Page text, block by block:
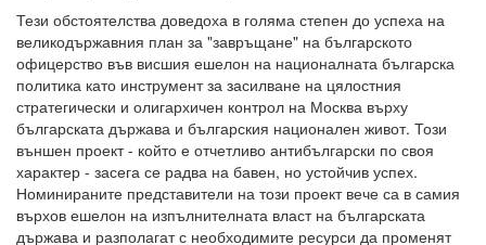
Тези обстоятелства доведоха в голяма степен до успеха на
великодържавния план за "завръщане" на българското
офицерство във висшия ешелон на националната българска
политика като инструмент за засилване на цялостния
стратегически и олигархичен контрол на Москва върху
българската държава и българския национален живот. Този
външен проект - който е отчетливо антибългарски по своя
характер - засега се радва на бавен, но устойчив успех.
Номинираните представители на този проект вече са в самия
върхов ешелон на изпълнителната власт на българската
държава и разполагат с необходимите ресурси да променят